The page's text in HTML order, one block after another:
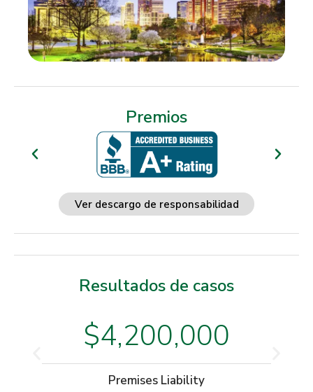
Premios
Ver descargo de responsabilidad
Resultados de casos
$4,200,000
Premises Liability